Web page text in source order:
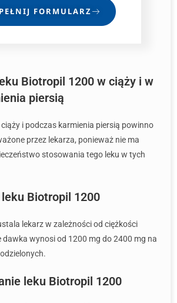
FORMULARZ
Biotropil 1200 w ciąży i w
piersią
i podczas karmienia piersią powinno
przez lekarza, ponieważ nie ma
stosowania tego leku w tych
Biotropil 1200
lekarz w zależności od ciężkości
dawka wynosi od 1200 mg do 2400 mg na
leku Biotropil 1200